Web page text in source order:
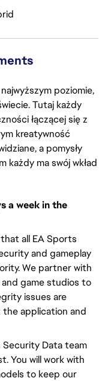
poziomie,
Tutaj każdy
łączącej się z
kreatywność
a pomysły
każdy ma swój wkład
a week in the
all EA Sports
and gameplay
We partner with
game studios to
issues are
application and
Data team
You will work with
to keep our